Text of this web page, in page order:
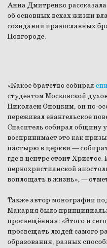
Анна Дмитренко
об основных вехах жизни
созидании православных
Новгороде.
«Какое братство собирал
студентом Московской
Николаем Опоцким, он по-
переживал евангельское
Спаситель собирал общину
воспринимает это как
пастырю в церкви —
где в центре стоит
первохристианской
воплощать в жизнь», —
Также автор монографии
Макария было
просвещённая: «Этого и
просвещать людей самого
образования, разных